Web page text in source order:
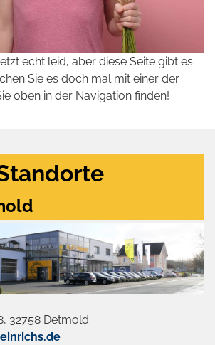
echt leid, aber diese Seite gibt es
Sie es doch mal mit einer der
oben in der Navigation finden!
32758 Detmold